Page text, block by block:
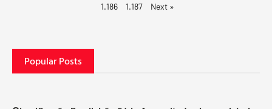
1.186
1.187 Next »
Popular Posts